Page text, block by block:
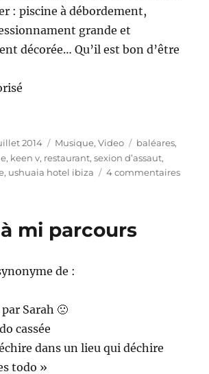
: piscine à débordement,
grande et
décorée… Qu’il est bon d’être
2014 Catégories
Musique,Video Étiquettes
baléares,
, keen v, restaurant,sexion d’assaut,
, ushuaia hotel ibiza 4 commentairessur
mi parcours
de :
Sarah 🙁
cassée
dans un lieu qui déchire
todo »